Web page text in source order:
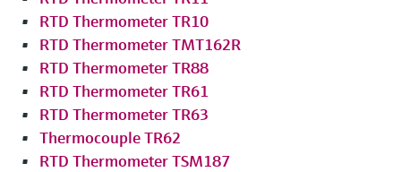
RTD Thermometer TR10
RTD Thermometer TMT162R
RTD Thermometer TR88
RTD Thermometer TR61
RTD Thermometer TR63
Thermocouple TR62
RTD Thermometer TSM187